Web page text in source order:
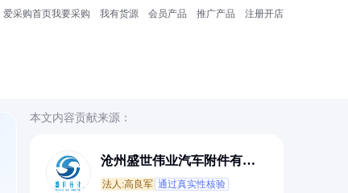
爱采购首页我要采购 我有货源 会员产品 推广产品 注册开店
本文内容贡献来源：
沧州盛世伟业汽车附件有限
法人:高良军 通过真实性核验